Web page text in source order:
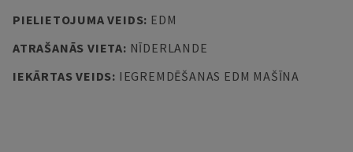
PIELIETOJUMA VEIDS: EDM
ATRAŠANĀS VIETA: NĪDERLANDE
IEKĀRTAS VEIDS: IEGREMDĒŠANAS EDM MAŠĪNA